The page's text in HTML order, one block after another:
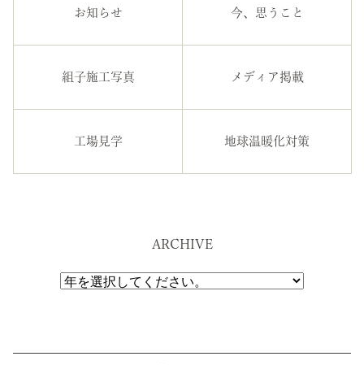
お知らせ 今、思うこと
組子施工写真 メディア掲載
工場見学 地球温暖化対策
ARCHIVE